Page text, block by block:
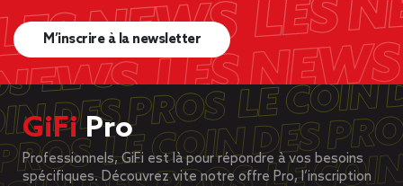
M’inscrire à la newsletter
GiFiPro
Professionnels, GiFi est là pour répondre à vos besoins
spécifiques. Découvrez vite notre offre Pro, l’inscription